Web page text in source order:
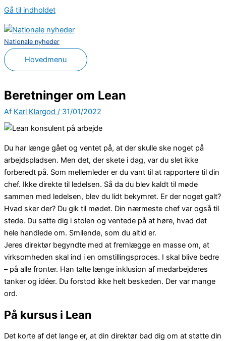
Gå til indholdet
Nationale nyheder
Hovedmenu
Beretninger om Lean
Af Karl Klargod / 31/01/2022
Du har længe gået og ventet på, at der skulle ske noget på
arbejdspladsen. Men det, der skete i dag, var du slet ikke
forberedt på. Som mellemleder er du vant til at rapportere til din
chef. Ikke direkte til ledelsen. Så da du blev kaldt til møde
sammen med ledelsen, blev du lidt bekymret. Er der noget galt?
Hvad sker der? Du gik til mødet. Din nærmeste chef var også til
stede. Du satte dig i stolen og ventede på at høre, hvad det
hele handlede om. Smilende, som du altid er.
Jeres direktør begyndte med at fremlægge en masse om, at
virksomheden skal ind i en omstillingsproces. I skal blive bedre
– på alle fronter. Han talte længe inklusion af medarbejderes
tanker og idéer. Du forstod ikke helt beskeden. Der var mange
ord.
På kursus i Lean
Det korte af det lange er, at din direktør bad dig om at støtte din